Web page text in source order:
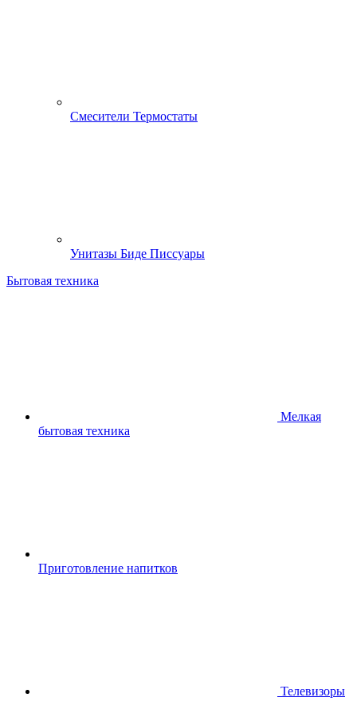
Смесители Термостаты
Унитазы Биде Писсуары
Бытовая техника
Мелкая
бытовая техника
Приготовление напитков
Телевизоры